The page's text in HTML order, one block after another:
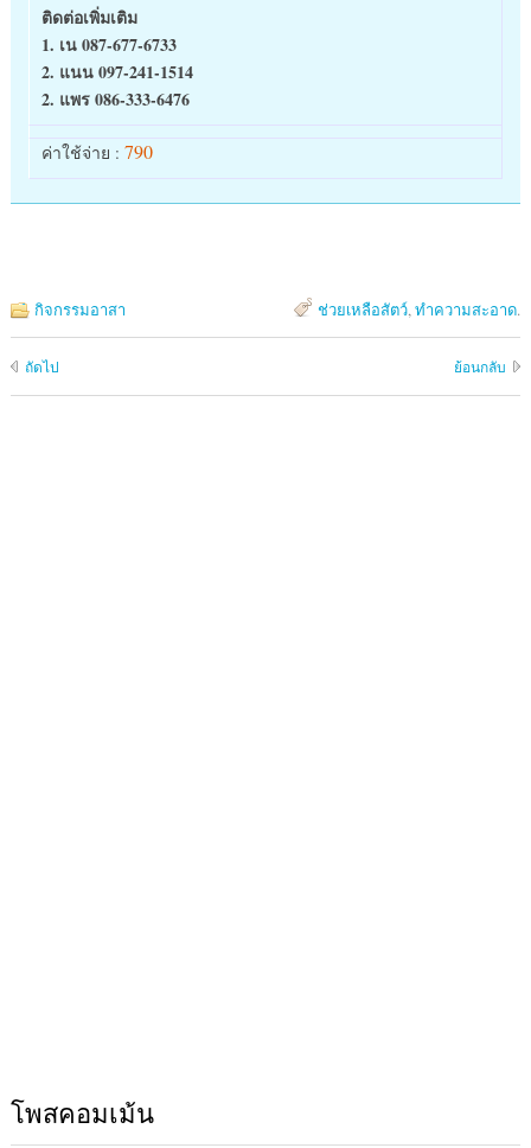
ติดต่อเพิ่มเติม
1. เน 087-677-6733
2. แนน 097-241-1514
2. แพร 086-333-6476
ค่าใช้จ่าย : 790
กิจกรรมอาสา ช่วยเหลือสัตว์,ทำความสะอาด.
ถัดไป ย้อนกลับ
โพสคอมเม้น